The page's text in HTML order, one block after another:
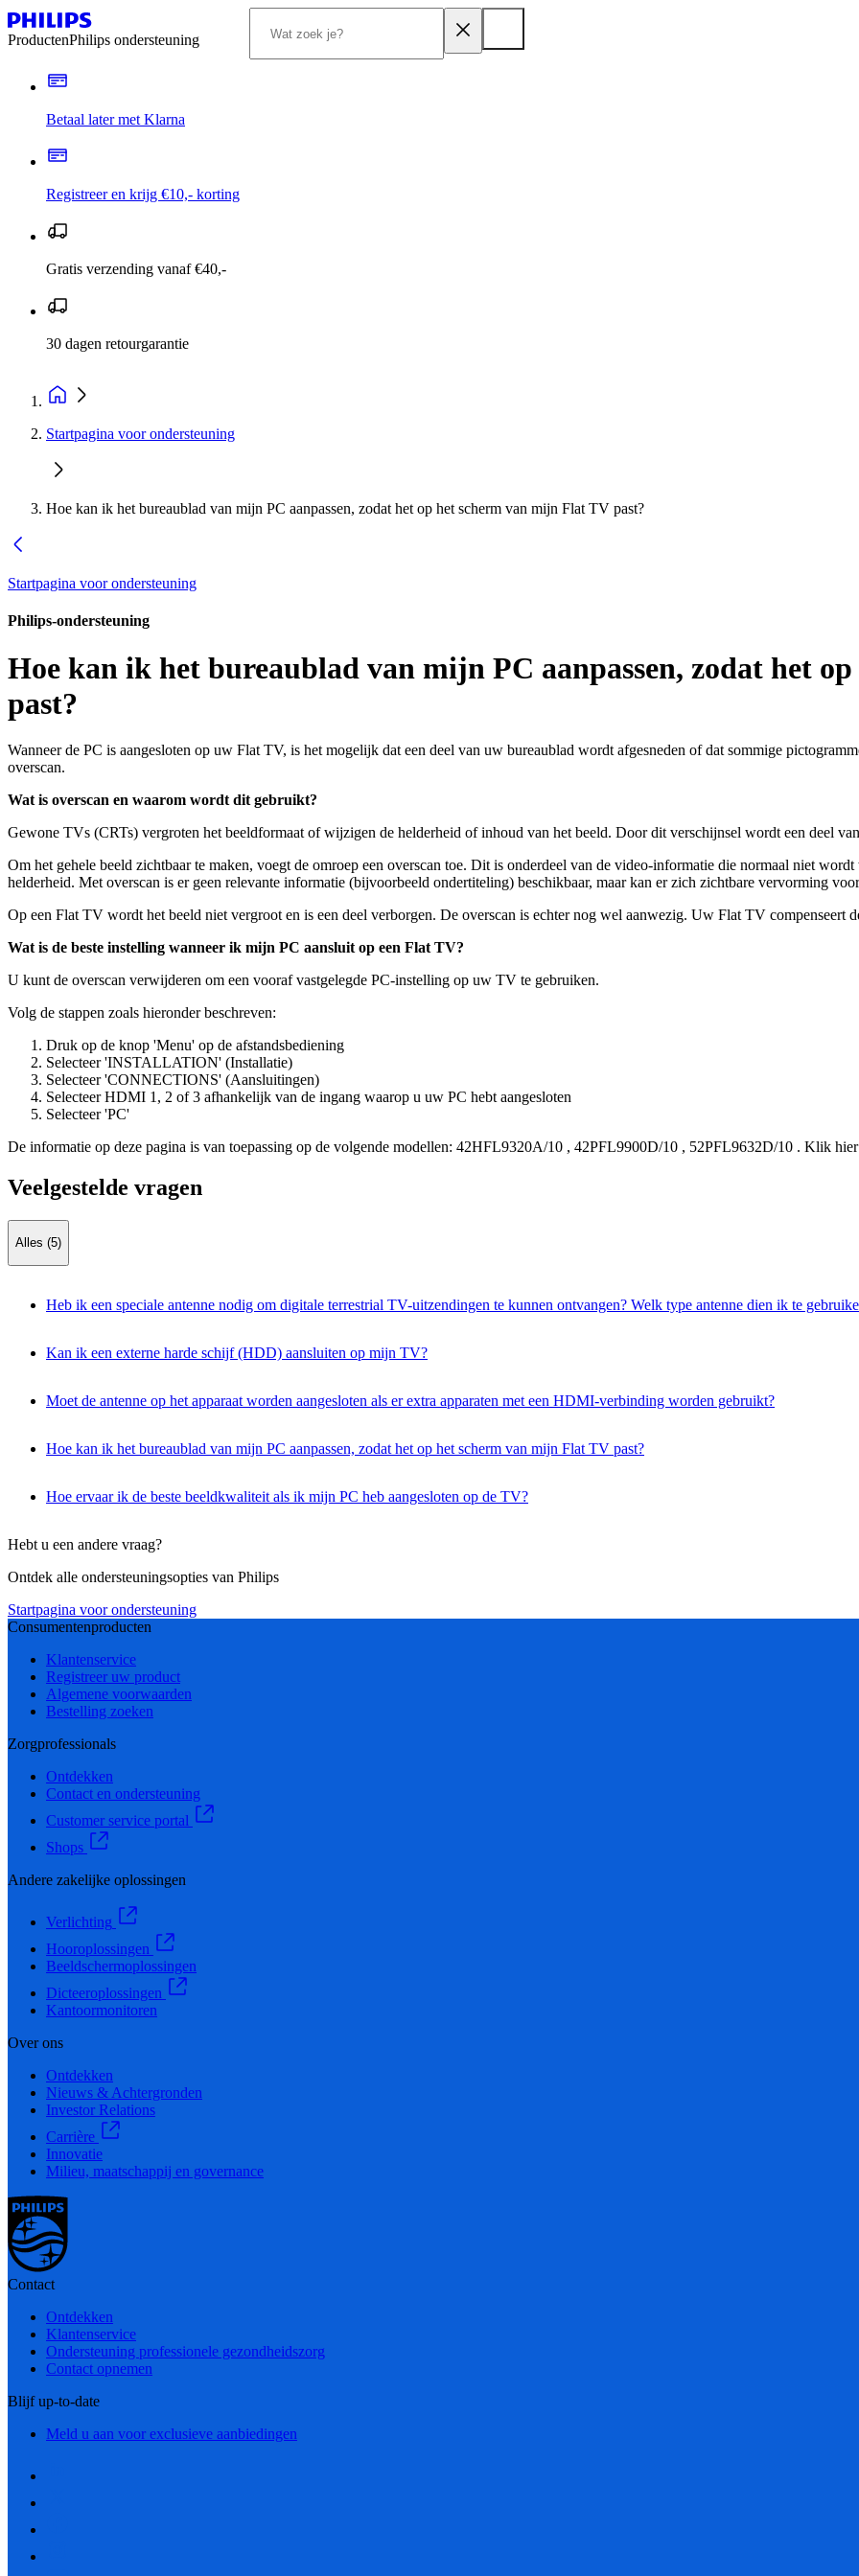
ProductenPhilips ondersteuning
Betaal later met Klarna
Registreer en krijg €10,- korting
Gratis verzending vanaf €40,-
30 dagen retourgarantie
Startpagina voor ondersteuning
Hoe kan ik het bureaublad van mijn PC aanpassen, zodat het op het scherm van mijn Flat TV past?
Startpagina voor ondersteuning
Philips-ondersteuning
Hoe kan ik het bureaublad van mijn PC aanpassen, zodat het
past?
Wanneer de PC is aangesloten op uw Flat TV, is het mogelijk dat een deel van uw bureaublad wordt afgesneden of dat sommige
overscan.
Wat is overscan en waarom wordt dit gebruikt?
Gewone TVs (CRTs) vergroten het beeldformaat of wijzigen de helderheid of inhoud van het beeld. Door dit verschijnsel wordt een deel
Om het gehele beeld zichtbaar te maken, voegt de omroep een overscan toe. Dit is onderdeel van de video-informatie die normaal niet
helderheid. Met overscan is er geen relevante informatie (bijvoorbeeld ondertiteling) beschikbaar, maar kan er zich zichtbare vervorming
Op een Flat TV wordt het beeld niet vergroot en is een deel verborgen. De overscan is echter nog wel aanwezig. Uw Flat TV compenseert
Wat is de beste instelling wanneer ik mijn PC aansluit op een Flat TV?
U kunt de overscan verwijderen om een vooraf vastgelegde PC-instelling op uw TV te gebruiken.
Volg de stappen zoals hieronder beschreven:
Druk op de knop 'Menu' op de afstandsbediening
Selecteer 'INSTALLATION' (Installatie)
Selecteer 'CONNECTIONS' (Aansluitingen)
Selecteer HDMI 1, 2 of 3 afhankelijk van de ingang waarop u uw PC hebt aangesloten
Selecteer 'PC'
De informatie op deze pagina is van toepassing op de volgende modellen: 42HFL9320A/10 , 42PFL9900D/10 , 52PFL9632D/10 . Klik hier
Veelgestelde vragen
Alles (5)
Heb ik een speciale antenne nodig om digitale terrestrial TV-uitzendingen te kunnen ontvangen? Welk type antenne dien ik te
Kan ik een externe harde schijf (HDD) aansluiten op mijn TV?
Moet de antenne op het apparaat worden aangesloten als er extra apparaten met een HDMI-verbinding worden gebruikt?
Hoe kan ik het bureaublad van mijn PC aanpassen, zodat het op het scherm van mijn Flat TV past?
Hoe ervaar ik de beste beeldkwaliteit als ik mijn PC heb aangesloten op de TV?
Hebt u een andere vraag?
Ontdek alle ondersteuningsopties van Philips
Startpagina voor ondersteuning
Consumentenproducten
Klantenservice
Registreer uw product
Algemene voorwaarden
Bestelling zoeken
Zorgprofessionals
Ontdekken
Contact en ondersteuning
Customer service portal
Shops
Andere zakelijke oplossingen
Verlichting
Hooroplossingen
Beeldschermoplossingen
Dicteeroplossingen
Kantoormonitoren
Over ons
Ontdekken
Nieuws & Achtergronden
Investor Relations
Carrière
Innovatie
Milieu, maatschappij en governance
Contact
Ontdekken
Klantenservice
Ondersteuning professionele gezondheidszorg
Contact opnemen
Blijf up-to-date
Meld u aan voor exclusieve aanbiedingen